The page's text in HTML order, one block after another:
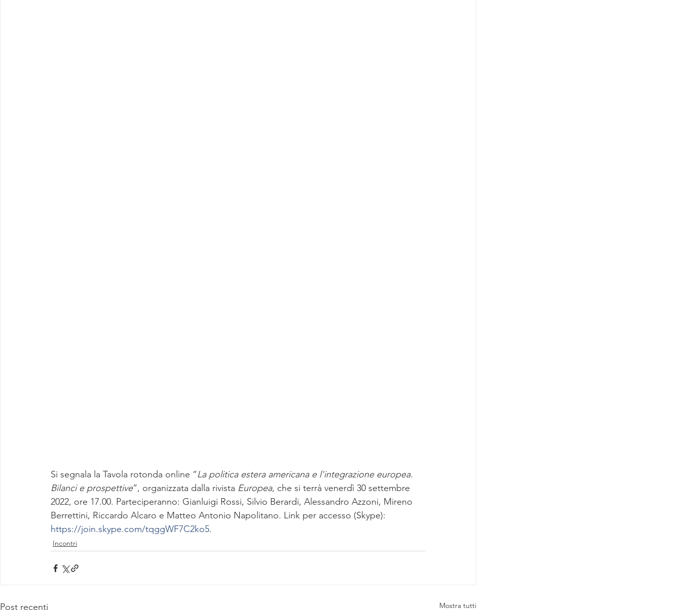
Si segnala la Tavola rotonda online “La politica estera americana e l'integrazione europea.
Bilanci e prospettive”, organizzata dalla rivista Europea, che si terrà venerdì 30 settembre
2022, ore 17.00. Parteciperanno: Gianluigi Rossi, Silvio Berardi, Alessandro Azzoni, Mireno
Berrettini, Riccardo Alcaro e Matteo Antonio Napolitano. Link per accesso (Skype):
https://join.skype.com/tqggWF7C2ko5.
Incontri
Post recenti Mostra tutti